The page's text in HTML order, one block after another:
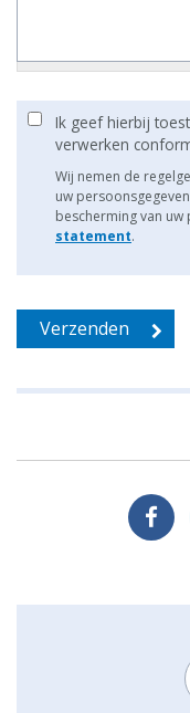
Ik geef hierbij
verwerken
Wij nemen de
uw
bescherming van uw
statement.